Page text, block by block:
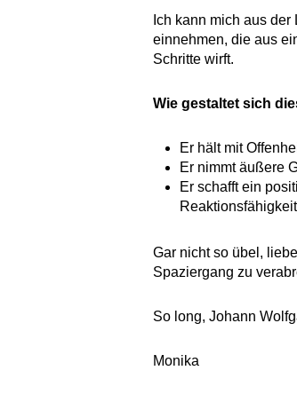
Ich kann mich aus
einnehmen, die aus
Schritte wirft.
Wie gestaltet sich
Er hält mit
Er nimmt äußere
Er schafft ein
Gar nicht so übel,
Spaziergang zu
So long, Johann
Monika